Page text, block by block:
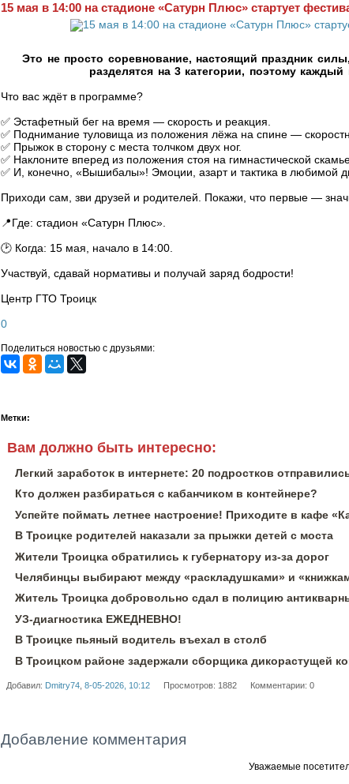
15 мая в 14:00 на стадионе «Сатурн Плюс» стартует
Это не просто соревнование, настоящий праздник
разделятся на 3 категории, поэтому
Что вас ждёт в программе?
✅ Эстафетный бег на время — скорость и реакция.
✅ Поднимание туловища из положения лёжа на спине —
✅ Прыжок в сторону с места толчком двух ног.
✅ Наклоните вперед из положения стоя на гимнастической
✅ И, конечно, «Вышибалы»! Эмоции, азарт и тактика в любимой
Приходи сам, зви друзей и родителей. Покажи, что первые —
📍Где: стадион «Сатурн Плюс».
🕑 Когда: 15 мая, начало в 14:00.
Участвуй, сдавай нормативы и получай заряд бодрости!
Центр ГТО Троицк
0
Поделиться новостью с друзьями:
Метки:
Вам должно быть интересно:
Легкий заработок в интернете: 20 подростков
Кто должен разбираться с кабанчиком в контейнере?
Успейте поймать летнее настроение! Приходите в кафе
В Троицке родителей наказали за прыжки детей с моста
Жители Троицка обратились к губернатору из-за дорог
Челябинцы выбирают между «раскладушками» и
Житель Троицка добровольно сдал в полицию
УЗ-диагностика ЕЖЕДНЕВНО!
В Троицке пьяный водитель въехал в столб
В Троицком районе задержали сборщика дикорастущей
Добавил: Dmitry74, 8-05-2026, 10:12 Просмотров: 1882 Комментарии: 0
Добавление комментария
Уважаемые